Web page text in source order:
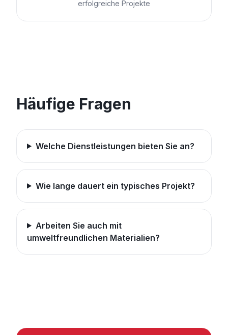
erfolgreiche Projekte
Häufige Fragen
Welche Dienstleistungen bieten Sie an?
Wie lange dauert ein typisches Projekt?
Arbeiten Sie auch mit
umweltfreundlichen Materialien?